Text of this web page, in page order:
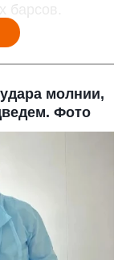
молнии,
Фото